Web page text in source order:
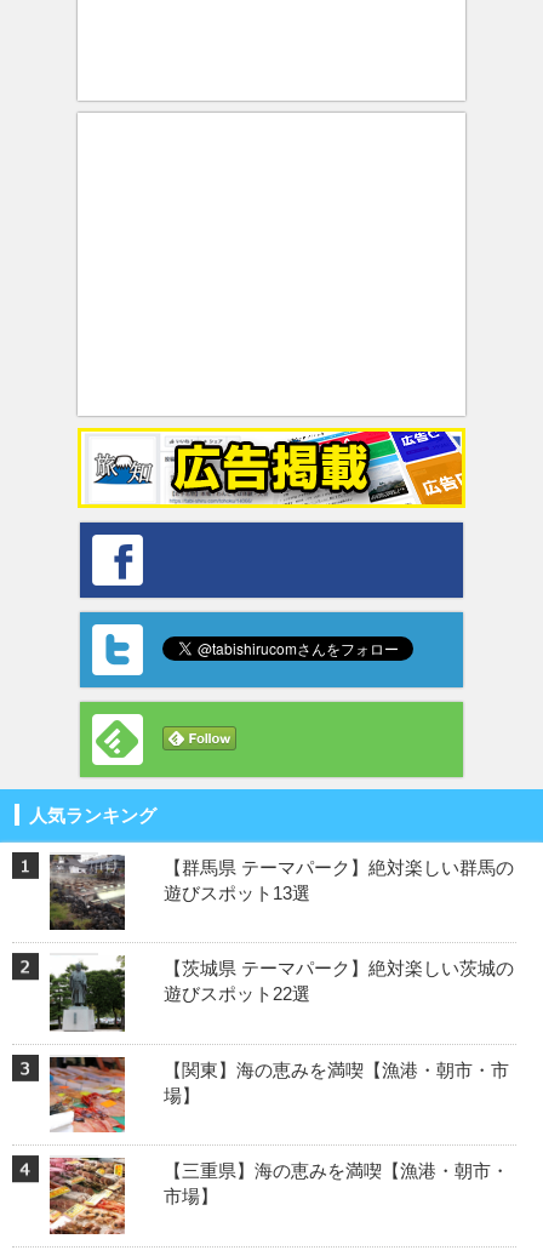
人気ランキング
【群馬県 テーマパーク】絶対楽しい群馬の
遊びスポット13選
【茨城県 テーマパーク】絶対楽しい茨城の
遊びスポット22選
【関東】海の恵みを満喫【漁港・朝市・市
場】
【三重県】海の恵みを満喫【漁港・朝市・
市場】